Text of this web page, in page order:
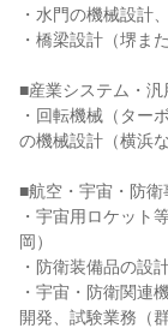
・水門の機械設計
・橋梁設計（堺ま
■産業システム・
・回転機械（ター
の機械設計（横浜な
■航空・宇宙・防衛
・宇宙用ロケット
岡）
・防衛装備品の設
・宇宙・防衛関連
開発、試験業務（